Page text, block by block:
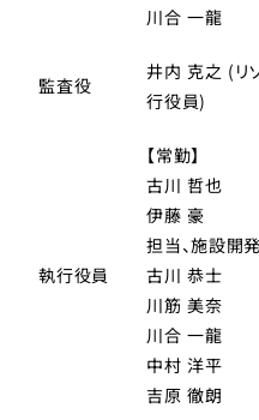
川合 一龍
監査役
井内 克之 (リ
行役員)
執行役員
【常勤】
古川 哲也
伊藤 豪
担当、施設開
古川 恭士
川筋 美奈
川合 一龍
中村 洋平
吉原 徹朗